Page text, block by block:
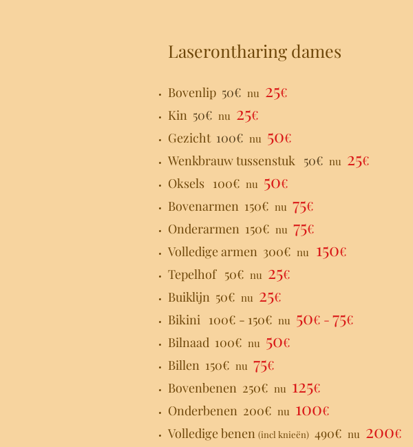
Laserontharing dames
Bovenlip 50€ nu 25€
Kin 50€ nu 25€
Gezicht 100€ nu 50€
Wenkbrauw tussenstuk 50€ nu 25€
Oksels 100€ nu 50€
Bovenarmen 150€ nu 75€
Onderarmen 150€ nu 75€
Volledige armen 300€ nu 150€
Tepelhof 50€ nu 25€
Buiklijn 50€ nu 25€
Bikini 100€ - 150€ nu 50€ - 75€
Bilnaad 100€ nu 50€
Billen 150€ nu 75€
Bovenbenen 250€ nu 125€
Onderbenen 200€ nu 100€
Volledige benen (incl knieën) 490€ nu 200€